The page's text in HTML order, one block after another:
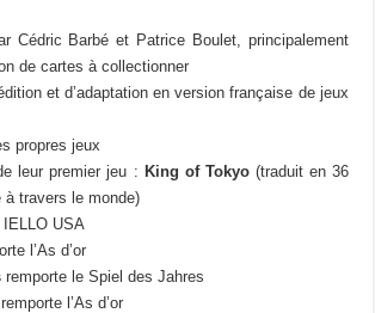
Cédric Barbé et Patrice Boulet, principalement
de cartes à collectionner
et d’adaptation en version française de jeux
propres jeux
leur premier jeu : King of Tokyo(traduit en 36
travers le monde)
USA
l’As d’or
remporte le Spiel des Jahres
remporte l’As d’or